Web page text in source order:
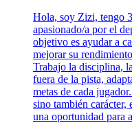
Hola, soy Zizi, tengo
apasionado/a por el
objetivo es ayudar a
mejorar su
Trabajo la disciplina,
fuera de la pista,
metas de cada
sino también carácter,
una oportunidad para